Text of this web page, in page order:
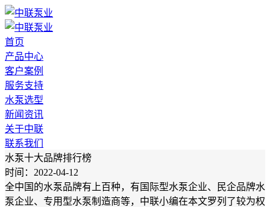
首页
产品中心
客户案例
服务支持
水泵选型
新闻资讯
关于中联
联系我们
水泵十大品牌排行榜
时间：2022-04-12
全中国的水泵品牌有上百种，有国际型水泵企业、民企品牌水
泵企业、专用型水泵制造商等，中联小编在本文罗列了较为权